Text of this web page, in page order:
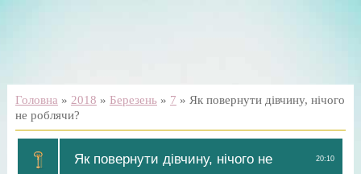
Головна » 2018 » Березень » 7 » Як повернути дівчину, нічого
не роблячи?
20:10
Як повернути дівчину, нічого не